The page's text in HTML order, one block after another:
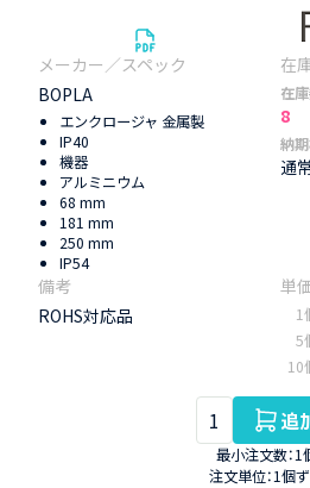
BOPLA
エンクロージャ 金属製
IP40
機器
アルミニウム
68 mm
181 mm
250 mm
IP54
在
8
納
通
ROHS対応品 1
5
10
追
最小注文数：1
注文単位：1個